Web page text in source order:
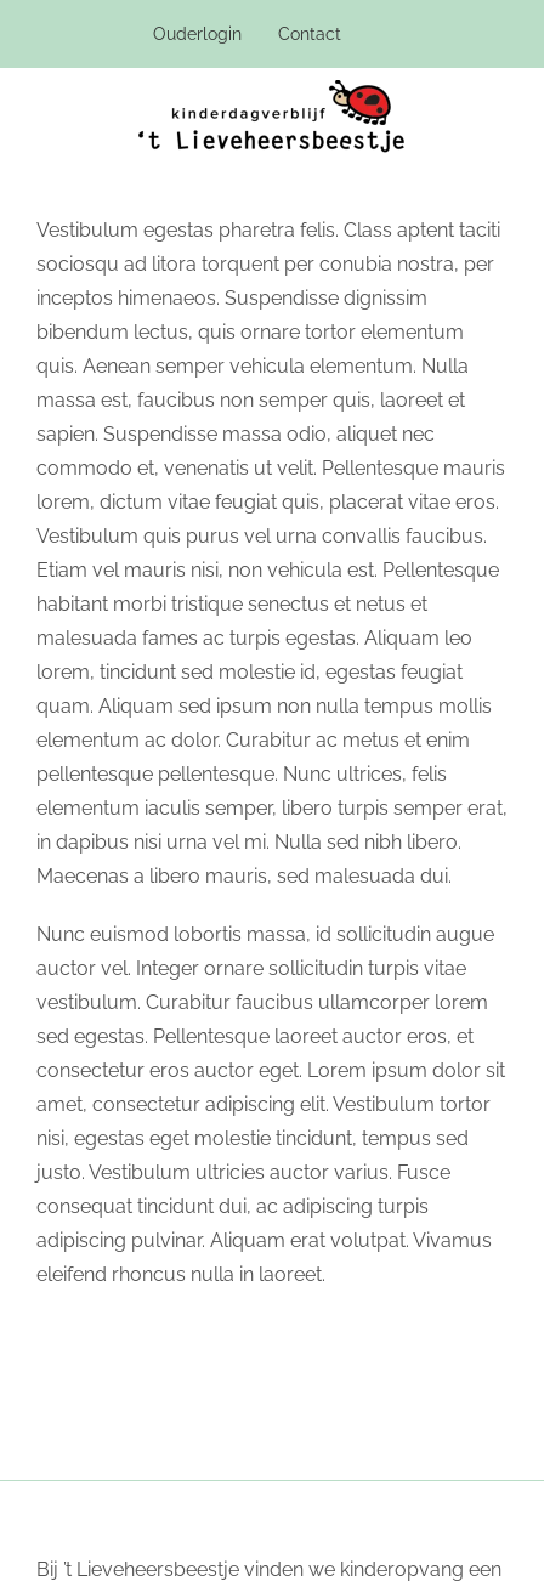
Ouderlogin Contact
Vestibulum egestas pharetra felis. Class aptent taciti
sociosqu ad litora torquent per conubia nostra, per
inceptos himenaeos. Suspendisse dignissim
bibendum lectus, quis ornare tortor elementum
quis. Aenean semper vehicula elementum. Nulla
massa est, faucibus non semper quis, laoreet et
sapien. Suspendisse massa odio, aliquet nec
commodo et, venenatis ut velit. Pellentesque mauris
lorem, dictum vitae feugiat quis, placerat vitae eros.
Vestibulum quis purus vel urna convallis faucibus.
Etiam vel mauris nisi, non vehicula est. Pellentesque
habitant morbi tristique senectus et netus et
malesuada fames ac turpis egestas. Aliquam leo
lorem, tincidunt sed molestie id, egestas feugiat
quam. Aliquam sed ipsum non nulla tempus mollis
elementum ac dolor. Curabitur ac metus et enim
pellentesque pellentesque. Nunc ultrices, felis
elementum iaculis semper, libero turpis semper erat,
in dapibus nisi urna vel mi. Nulla sed nibh libero.
Maecenas a libero mauris, sed malesuada dui.
Nunc euismod lobortis massa, id sollicitudin augue
auctor vel. Integer ornare sollicitudin turpis vitae
vestibulum. Curabitur faucibus ullamcorper lorem
sed egestas. Pellentesque laoreet auctor eros, et
consectetur eros auctor eget. Lorem ipsum dolor sit
amet, consectetur adipiscing elit. Vestibulum tortor
nisi, egestas eget molestie tincidunt, tempus sed
justo. Vestibulum ultricies auctor varius. Fusce
consequat tincidunt dui, ac adipiscing turpis
adipiscing pulvinar. Aliquam erat volutpat. Vivamus
eleifend rhoncus nulla in laoreet.
Bij ’t Lieveheersbeestje vinden we kinderopvang een